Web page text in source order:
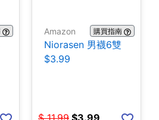
Amazon 購買指南
Niorasen 男襪6雙
$3.99
$ 11.99 $3.99